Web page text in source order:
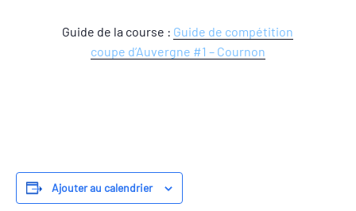
Guide de la course : Guide de compétition
coupe d’Auvergne #1 – Cournon
Ajouter au calendrier